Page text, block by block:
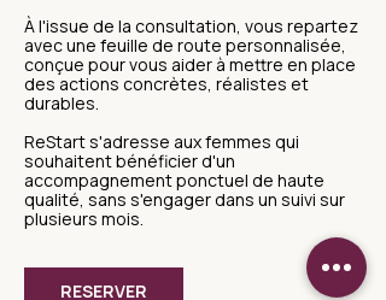
À l'issue de la consultation, vous repartez
avec une feuille de route personnalisée,
conçue pour vous aider à mettre en place
des actions concrètes, réalistes et
durables.
ReStart s'adresse aux femmes qui
souhaitent bénéficier d'un
accompagnement ponctuel de haute
qualité, sans s'engager dans un suivi sur
RESERVER